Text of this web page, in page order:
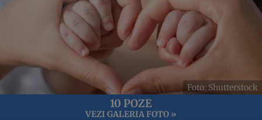
Foto: Shutterstock
10 POZE
VEZI GALERIA FOTO »